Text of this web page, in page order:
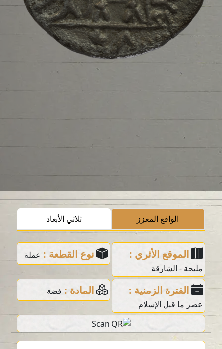
الواقع المعزز ثلاثي الأبعاد
الموقع الأثري :
مليحة - الشارقة
نوع القطعة : عملة
الفترة الزمنية :
عصر ما قبل الإسلام
المادة : فضة